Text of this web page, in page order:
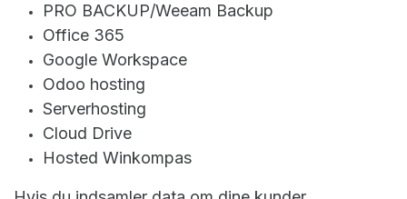
PRO BACKUP/Weeam Backup
Office 365
Google Workspace
Odoo hosting
Serverhosting
Cloud Drive
Hosted Winkompas